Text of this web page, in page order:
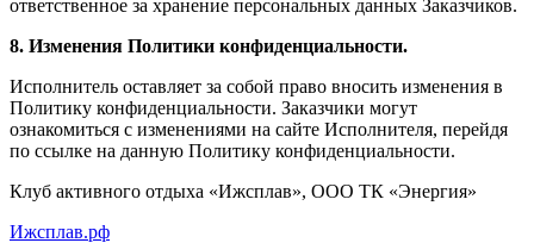
ответственное за хранение персональных данных Заказчиков.
8. Изменения Политики конфиденциальности.
Исполнитель оставляет за собой право вносить изменения в
Политику конфиденциальности. Заказчики могут
ознакомиться с изменениями на сайте Исполнителя, перейдя
по ссылке на данную Политику конфиденциальности.
Клуб активного отдыха «Ижсплав», ООО ТК «Энергия»
Ижсплав.рф